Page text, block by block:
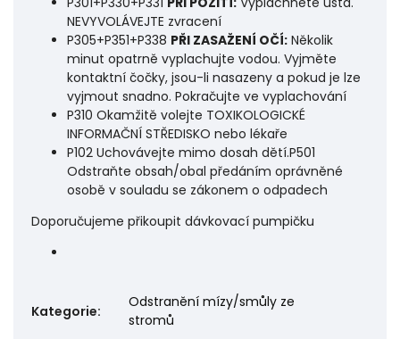
NEVYVOLÁVEJTE zvracení
P305+P351+P338 PŘI ZASAŽENÍ OČÍ: Několik
minut opatrně vyplachujte vodou. Vyjměte
kontaktní čočky, jsou-li nasazeny a pokud je lze
vyjmout snadno. Pokračujte ve vyplachování
P310 Okamžitě volejte TOXIKOLOGICKÉ
INFORMAČNÍ STŘEDISKO nebo lékaře
P102 Uchovávejte mimo dosah dětí.P501
Odstraňte obsah/obal předáním oprávněné
osobě v souladu se zákonem o odpadech
Doporučujeme přikoupit dávkovací pumpičku
Kategorie:
Odstranění mízy/smůly ze
stromů